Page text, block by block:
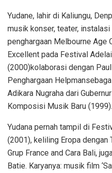
Yudane, lahir di Kaliungu,
musik konser, teater,
penghargaan Melbourne Age
Excellent pada Festival
(2000)kolaborasi dengan
Penghargaan
Adikara Nugraha dari
Komposisi Musik Baru (1999).
Yudana pernah tampil di
(2001), keliling Eropa dengan
Grup France and Cara Bali,
Batie. Karyanya: musik film